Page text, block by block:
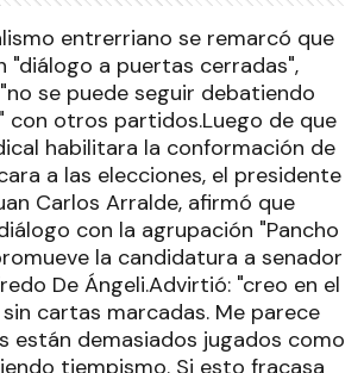
entrerriano se remarcó que
"diálogo a puertas cerradas",
se puede seguir debatiendo
con otros partidos.Luego de que
habilitara la conformación de
a las elecciones, el presidente
Carlos Arralde, afirmó que
con la agrupación "Pancho
la candidatura a senador
De Ángeli.Advirtió: "creo en el
cartas marcadas. Me parece
están demasiados jugados como
tiempismo. Si esto fracasa